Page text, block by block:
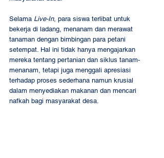
Selama Live-In, para siswa terlibat untuk
bekerja di ladang, menanam dan merawat
tanaman dengan bimbingan para petani
setempat. Hal ini tidak hanya mengajarkan
mereka tentang pertanian dan siklus tanam-
menanam, tetapi juga menggali apresiasi
terhadap proses sederhana namun krusial
dalam menyediakan makanan dan mencari
nafkah bagi masyarakat desa.